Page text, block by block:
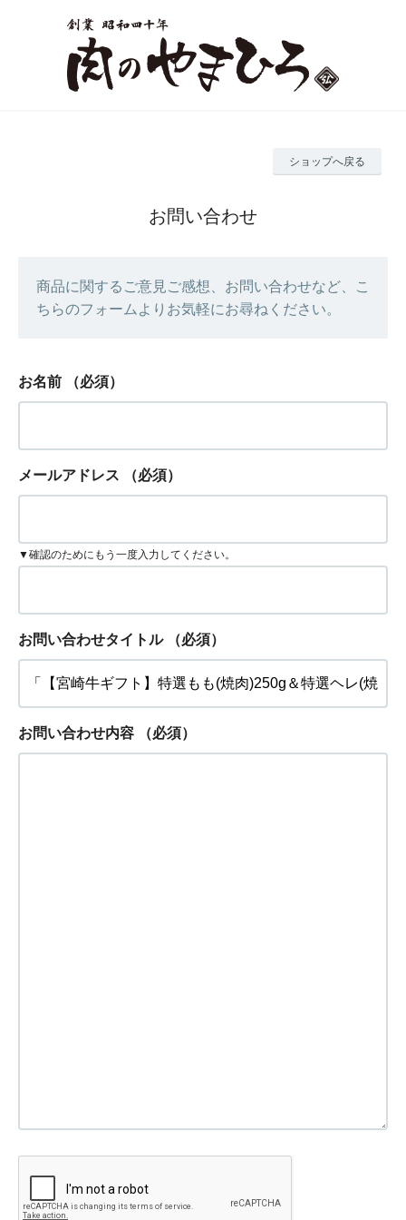
ショップへ戻る
お問い合わせ
商品に関するご意見ご感想、お問い合わせなど、こ
ちらのフォームよりお気軽にお尋ねください。
お名前 （必須）
メールアドレス （必須）
▼確認のためにもう一度入力してください。
お問い合わせタイトル （必須）
お問い合わせ内容 （必須）